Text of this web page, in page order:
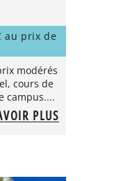
au prix de
modérés
cours de
campus....
PLUS